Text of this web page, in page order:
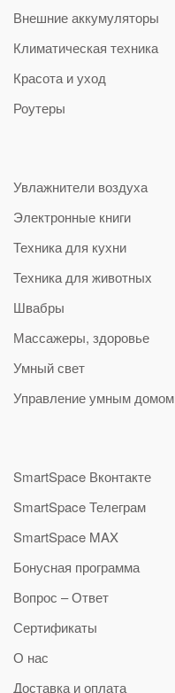
Внешние аккумуляторы
Климатическая техника
Красота и уход
Роутеры
Увлажнители воздуха
Электронные книги
Техника для кухни
Техника для животных
Швабры
Массажеры, здоровье
Умный свет
Управление умным домом
SmartSpace Вконтакте
SmartSpace Телеграм
SmartSpace MAX
Бонусная программа
Вопрос – Ответ
Сертификаты
О нас
Доставка и оплата